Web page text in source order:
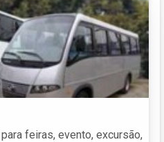
feiras, evento, excursão,